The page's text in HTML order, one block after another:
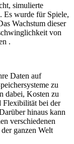
simulierte
Es wurde für Spiele,
Wachstum dieser
von
.
Daten auf
zu
dabei, Kosten zu
Flexibilität bei der
hinaus kann
verschiedenen
ganzen Welt